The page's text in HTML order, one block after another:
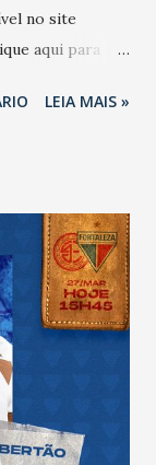
no site
aqui para
centros de
- Drive-
para atender
os que utilizam
Centro de
RioMar
Policlínica
Machado,
Policlínica
LEIA MAIS »